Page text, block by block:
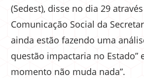
(Sedest), disse no dia 29
Comunicação Social da
ainda estão fazendo uma
questão impactaria no Estado”
momento não muda nada”.